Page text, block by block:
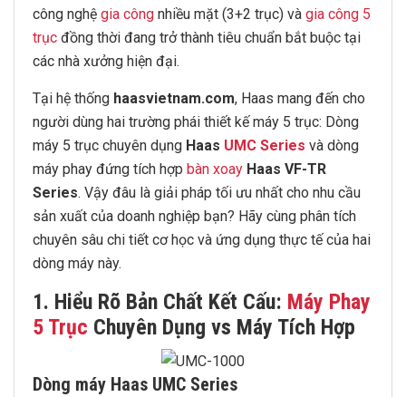
công nghệ gia công nhiều mặt (3+2 trục) và gia công 5
trục đồng thời đang trở thành tiêu chuẩn bắt buộc tại
các nhà xưởng hiện đại.
Tại hệ thống haasvietnam.com, Haas mang đến cho
người dùng hai trường phái thiết kế máy 5 trục: Dòng
máy 5 trục chuyên dụng Haas UMC Series và dòng
máy phay đứng tích hợp bàn xoay Haas VF-TR
Series. Vậy đâu là giải pháp tối ưu nhất cho nhu cầu
sản xuất của doanh nghiệp bạn? Hãy cùng phân tích
chuyên sâu chi tiết cơ học và ứng dụng thực tế của hai
dòng máy này.
1. Hiểu Rõ Bản Chất Kết Cấu: Máy Phay
5 Trục Chuyên Dụng vs Máy Tích Hợp
Dòng máy Haas UMC Series